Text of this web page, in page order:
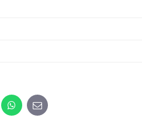
WhatsApp
E-
mail